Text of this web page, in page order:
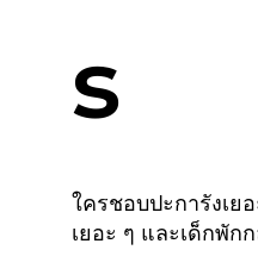
ใครชอบปะการังเย
เยอะ ๆ และเด็กพัก
s